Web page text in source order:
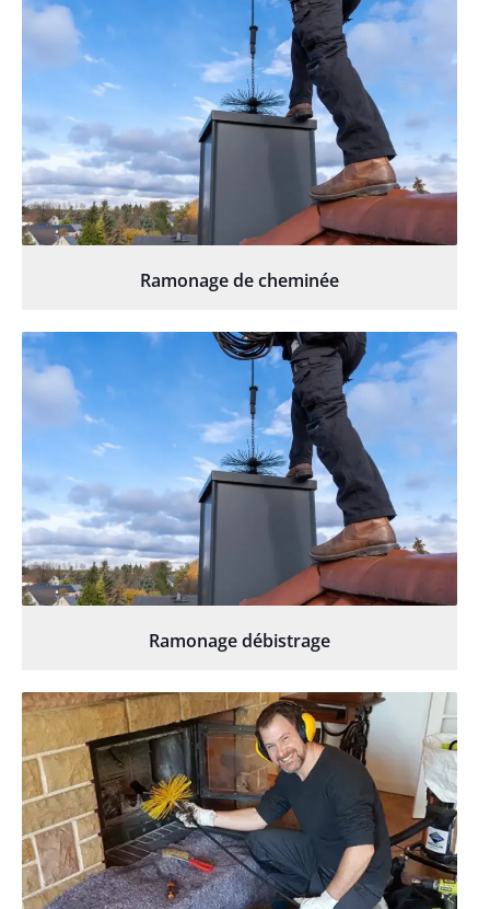
Ramonage de cheminée
Ramonage débistrage